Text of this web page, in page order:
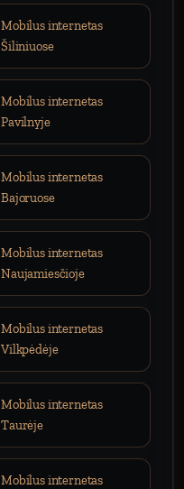
Mobilus internetas
Šiliniuose
Mobilus internetas
Pavilnyje
Mobilus internetas
Bajoruose
Mobilus internetas
Naujamiesčioje
Mobilus internetas
Vilkpėdėje
Mobilus internetas
Taurėje
Mobilus internetas